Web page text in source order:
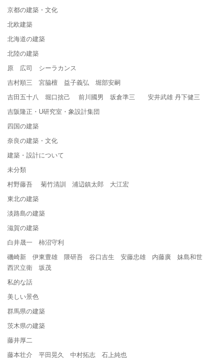
京都の建築・文化
北欧建築
北海道の建築
北陸の建築
原 広司 シーラカンス
吉村順三 宮脇檀 益子義弘 堀部安嗣
吉田五十八 堀口捨己 前川國男 坂倉準三 安井武雄 丹下健三
吉阪隆正・U研究室・象設計集団
四国の建築
奈良の建築・文化
建築・設計について
未分類
村野藤吾 菊竹清訓 浦辺鎮太郎 大江宏
東北の建築
淡路島の建築
滋賀の建築
白井晟一 柿沼守利
磯崎新 伊東豊雄 隈研吾 谷口吉生 安藤忠雄 内藤廣 妹島和世
西沢立衛 坂茂
私的な話
美しい景色
群馬県の建築
茨木県の建築
藤井厚二
藤本壮介 平田晃久 中村拓志 石上純也